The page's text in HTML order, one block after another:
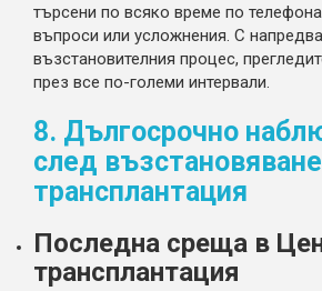
търсени по всяко време по
въпроси или усложнения. С
възстановителния процес,
през все по-големи интервали.
8. Дългосрочно
след
трансплантация
Последна среща в
трансплантация